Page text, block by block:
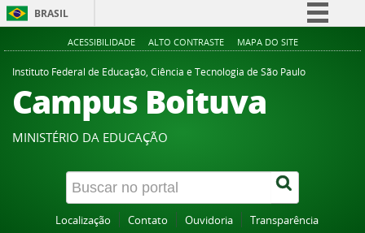
BRASIL
Simplifique!
Comunica BR
Acesso à informação
Canais
ACESSIBILIDADE ALTO CONTRASTE MAPA DO SITE
Instituto Federal de Educação, Ciência e Tecnologia de São Paulo
Campus Boituva
MINISTÉRIO DA EDUCAÇÃO
Localização Contato Ouvidoria Transparência